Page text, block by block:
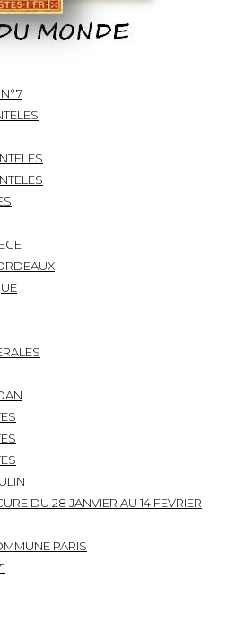
DU 28 JANVIER AU 14 FEVRIER
PARIS